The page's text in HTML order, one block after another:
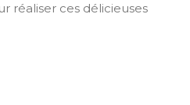
réaliser ces délicieuses